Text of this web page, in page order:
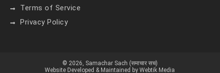
Terms of Service
Privacy Policy
© 2026, Samachar Sach (समाचार सच)
Website Developed & Maintained by Webtik Media